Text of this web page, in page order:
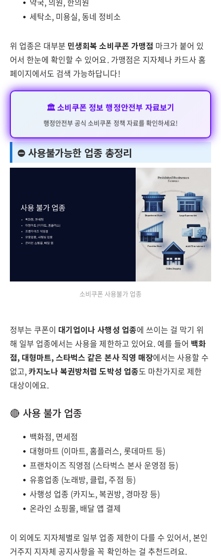
세탁소, 미용실, 동네 정비소
위 업종은 대부분 민생회복 소비쿠폰 가맹점 마크가 붙어 있
어서 한눈에 확인할 수 있어요. 가맹점은 지자체나 카드사 홈
페이지에서도 검색 가능하답니다!
🏛️ 소비쿠폰 정보 행정안전부 자료보기
행정안전부 공식 소비쿠폰 정책 자료를 확인하세요!
⛔ 사용불가능한 업종 총정리
소비쿠폰 사용불가 업종
정부는 쿠폰이 대기업이나 사행성 업종에 쓰이는 걸 막기 위
해 일부 업종에서는 사용을 제한하고 있어요. 예를 들어 백화
점, 대형마트, 스타벅스 같은 본사 직영 매장에서는 사용할 수
없고,카지노나 복권방처럼 도박성 업종도 마찬가지로 제한
대상이에요.
🔴 사용 불가 업종
백화점, 면세점
대형마트 (이마트, 홈플러스, 롯데마트 등)
프랜차이즈 직영점 (스타벅스 본사 운영점 등)
유흥업종 (노래방, 클럽, 주점 등)
사행성 업종 (카지노, 복권방, 경마장 등)
온라인 쇼핑몰, 배달 앱 결제
이 외에도 지자체별로 일부 업종 제한이 다를 수 있어서, 본인
거주지 지자체 공지사항을 꼭 확인하는 걸 추천드려요.